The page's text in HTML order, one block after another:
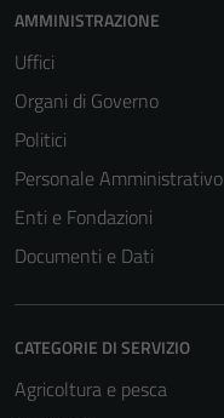
AMMINISTRAZIONE
Uffici
Organi di Governo
Politici
Personale Amministrativo
Enti e Fondazioni
Documenti e Dati
CATEGORIE DI SERVIZIO
Agricoltura e pesca